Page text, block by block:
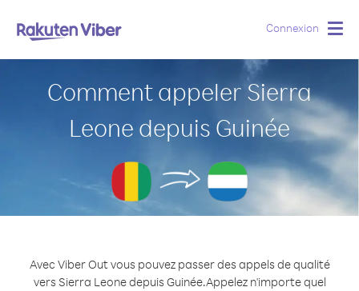
Connexion
Comment appeler Sierra
Leone depuis Guinée
Avec Viber Out vous pouvez passer des appels de qualité
vers Sierra Leone depuis Guinée.Appelez n'importe quel